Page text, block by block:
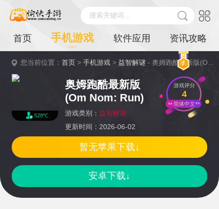
搜索关键词...
首页 手机游戏 软件应用 资讯攻略
您当前位置：首页 >手机游戏 >益智解谜 - 奥姆跑酷最新版(Om Nom: Run)详情
528℃
奥姆跑酷最新版
(Om Nom: Run)
游戏类别： 益智解谜
更新时间：2026-06-02
游戏评分
4
简体中文
安卓下载↓
暂无苹果下载↓